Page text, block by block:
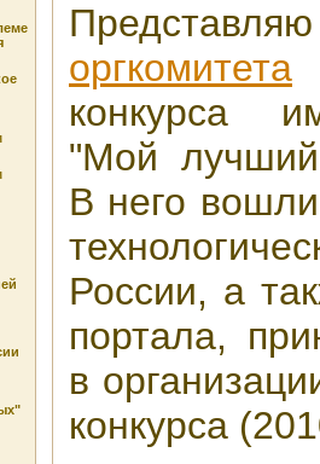
оргкомитета
конкурса
"Мой лучший
В него
России, а
портала,
в
конкурса